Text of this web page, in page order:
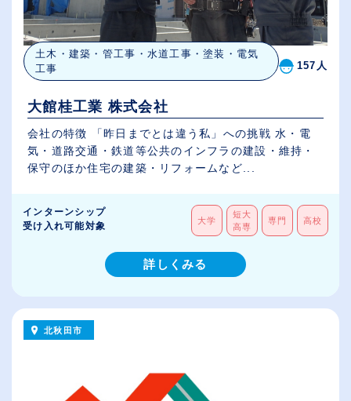
土木・建築・管工事・水道工事・塗装・電気
工事
157人
大館桂工業 株式会社
会社の特徴 「昨日までとは違う私」への挑戦 水・電
気・道路交通・鉄道等公共のインフラの建設・維持・
保守のほか住宅の建築・リフォームなど...
インターンシップ
受け入れ可能対象
大学
短大
高専
専門 高校
詳しくみる
北秋田市